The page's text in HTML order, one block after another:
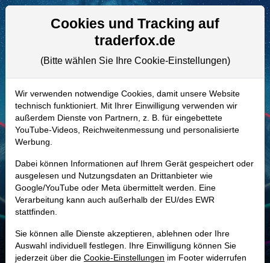
Aktien- und Artikelsuche
920892 | WLFC–Willis Lease
Finance Aktie
Realtime-Aktienkurs:
- - -
-
Marktkapitalisierung 1,43 Mrd. USD
Unternehmenswert
Umsatz 730,24 Mio. USD
Cookies und Tracking auf
traderfox.de
(Bitte wählen Sie Ihre Cookie-Einstellungen)
Wir verwenden notwendige Cookies, damit unsere Website
technisch funktioniert. Mit Ihrer Einwilligung verwenden wir
außerdem Dienste von Partnern, z. B. für eingebettete
YouTube-Videos, Reichweitenmessung und personalisierte
Werbung.
Dabei können Informationen auf Ihrem Gerät gespeichert oder
ausgelesen und Nutzungsdaten an Drittanbieter wie
Google/YouTube oder Meta übermittelt werden. Eine
Verarbeitung kann auch außerhalb der EU/des EWR
stattfinden.
Sie können alle Dienste akzeptieren, ablehnen oder Ihre
Auswahl individuell festlegen. Ihre Einwilligung können Sie
jederzeit über die Cookie-Einstellungen im Footer widerrufen